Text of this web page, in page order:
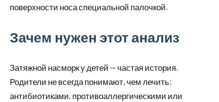
поверхности носа специальной палочкой.
Зачем нужен этот анализ
Затяжной насморк у детей — частая история.
Родители не всегда понимают, чем лечить:
антибиотиками, противоаллергическими или